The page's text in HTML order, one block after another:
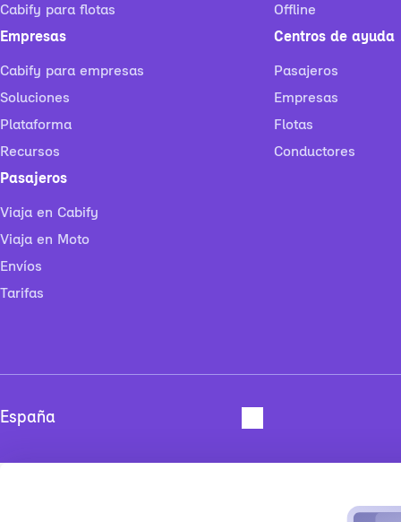
Cabify para flotas
Empresas
Cabify para empresas
Soluciones
Plataforma
Recursos
Pasajeros
Viaja en Cabify
Viaja en Moto
Envíos
Tarifas
Offline
Centros de ayuda
Pasajeros
Empresas
Flotas
Conductores